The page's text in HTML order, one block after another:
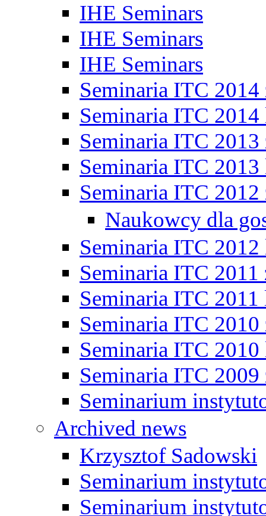
IHE Seminars
IHE Seminars
IHE Seminars
Seminaria ITC 2014
Seminaria ITC 2014
Seminaria ITC 2013
Seminaria ITC 2013
Seminaria ITC 2012
Naukowcy dla
Seminaria ITC 2012
Seminaria ITC 2011
Seminaria ITC 2011
Seminaria ITC 2010
Seminaria ITC 2010
Seminaria ITC 2009
Seminarium
Archived news
Krzysztof Sadowski
Seminarium
Seminarium